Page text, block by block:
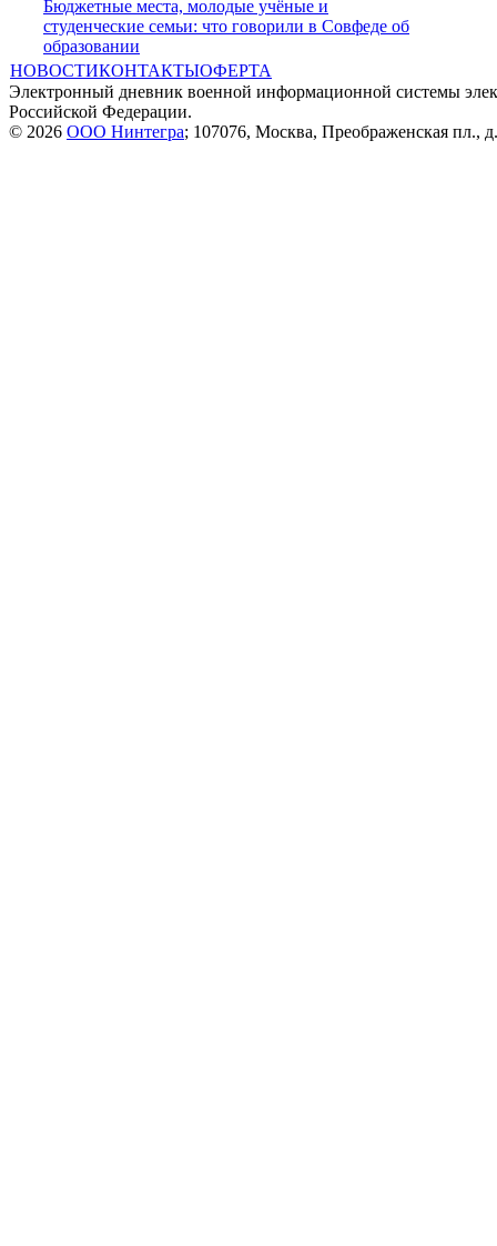
Бюджетные места, молодые учёные и
студенческие семьи: что говорили в Совфеде об
образовании
НОВОСТИКОНТАКТЫОФЕРТА
Электронный дневник военной информационной системы
Российской Федерации.
© 2026 ООО Нинтегра; 107076, Москва, Преображенская пл.,